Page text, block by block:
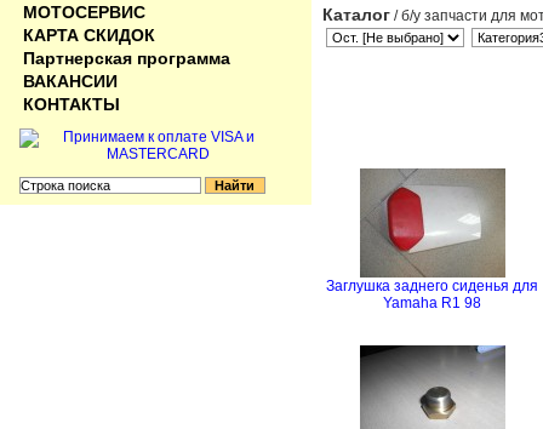
Каталог / б/у запчасти для
Заглушка заднего сиденья для
Yamaha R1 98
МОТОСЕРВИС
КАРТА СКИДОК
Партнерская программа
ВАКАНСИИ
КОНТАКТЫ